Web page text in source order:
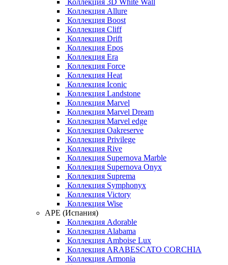
Коллекция 3D White Wall
Коллекция Allure
Коллекция Boost
Коллекция Cliff
Коллекция Drift
Коллекция Epos
Коллекция Era
Коллекция Force
Коллекция Heat
Коллекция Iconic
Коллекция Landstone
Коллекция Marvel
Коллекция Marvel Dream
Коллекция Marvel edge
Коллекция Oakreserve
Коллекция Privilege
Коллекция Rive
Коллекция Supernova Marble
Коллекция Supernova Onyx
Коллекция Suprema
Коллекция Symphonyx
Коллекция Victory
Коллекция Wise
APE (Испания)
Коллекция Adorable
Коллекция Alabama
Коллекция Amboise Lux
Коллекция ARABESCATO CORCHIA
Коллекция Armonia